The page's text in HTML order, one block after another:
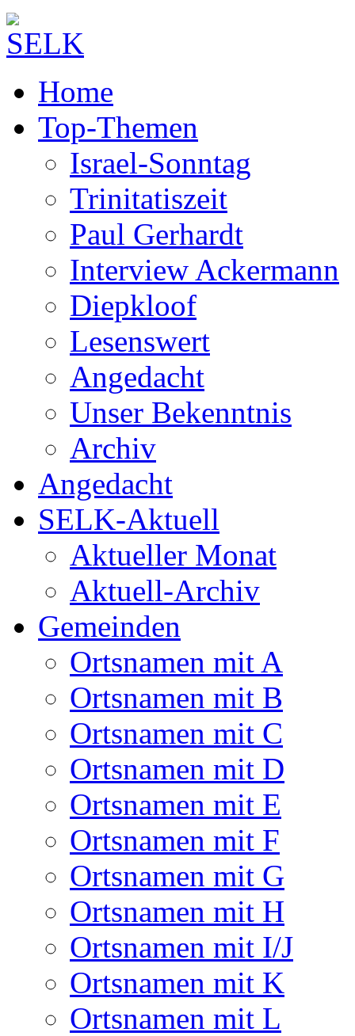
Home
Top-Themen
Israel-Sonntag
Trinitatiszeit
Paul Gerhardt
Interview Ackermann
Diepkloof
Lesenswert
Angedacht
Unser Bekenntnis
Archiv
Angedacht
SELK-Aktuell
Aktueller Monat
Aktuell-Archiv
Gemeinden
Ortsnamen mit A
Ortsnamen mit B
Ortsnamen mit C
Ortsnamen mit D
Ortsnamen mit E
Ortsnamen mit F
Ortsnamen mit G
Ortsnamen mit H
Ortsnamen mit I/J
Ortsnamen mit K
Ortsnamen mit L